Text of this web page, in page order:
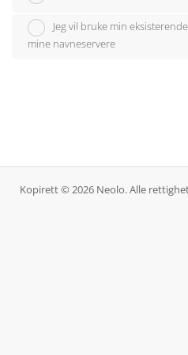
Jeg vil bruke min
mine navneservere
Kopirett © 2026 Neolo. Alle